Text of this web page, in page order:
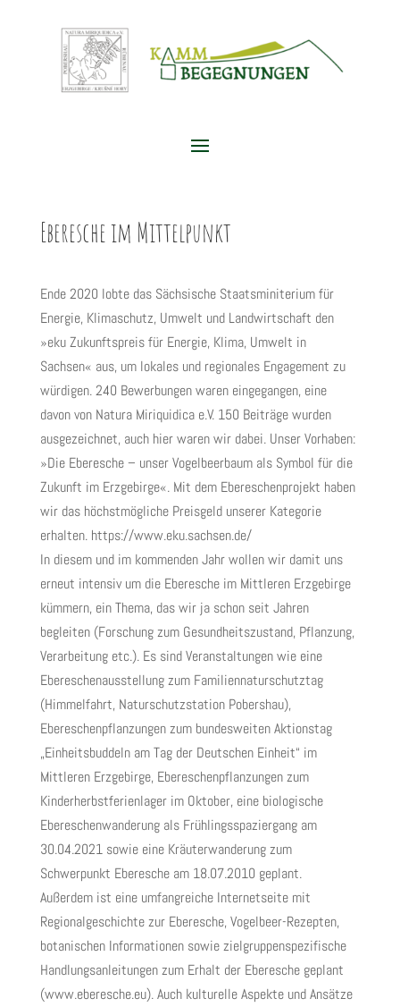
Eberesche im Mittelpunkt
Ende 2020 lobte das Sächsische Staatsminiterium für
Energie, Klimaschutz, Umwelt und Landwirtschaft den
»eku Zukunftspreis für Energie, Klima, Umwelt in
Sachsen« aus, um lokales und regionales Engagement zu
würdigen. 240 Bewerbungen waren eingegangen, eine
davon von Natura Miriquidica e.V. 150 Beiträge wurden
ausgezeichnet, auch hier waren wir dabei. Unser Vorhaben:
»Die Eberesche – unser Vogelbeerbaum als Symbol für die
Zukunft im Erzgebirge«. Mit dem Ebereschenprojekt haben
wir das höchstmögliche Preisgeld unserer Kategorie
erhalten. https://www.eku.sachsen.de/
In diesem und im kommenden Jahr wollen wir damit uns
erneut intensiv um die Eberesche im Mittleren Erzgebirge
kümmern, ein Thema, das wir ja schon seit Jahren
begleiten (Forschung zum Gesundheitszustand, Pflanzung,
Verarbeitung etc.). Es sind Veranstaltungen wie eine
Ebereschenausstellung zum Familiennaturschutztag
(Himmelfahrt, Naturschutzstation Pobershau),
Ebereschenpflanzungen zum bundesweiten Aktionstag
„Einheitsbuddeln am Tag der Deutschen Einheit“ im
Mittleren Erzgebirge, Ebereschenpflanzungen zum
Kinderherbstferienlager im Oktober, eine biologische
Ebereschenwanderung als Frühlingsspaziergang am
30.04.2021 sowie eine Kräuterwanderung zum
Schwerpunkt Eberesche am 18.07.2010 geplant.
Außerdem ist eine umfangreiche Internetseite mit
Regionalgeschichte zur Eberesche, Vogelbeer-Rezepten,
botanischen Informationen sowie zielgruppenspezifische
Handlungsanleitungen zum Erhalt der Eberesche geplant
(www.eberesche.eu). Auch kulturelle Aspekte und Ansätze